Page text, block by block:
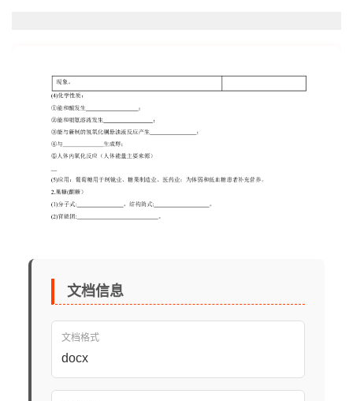
文档信息
文档格式
docx